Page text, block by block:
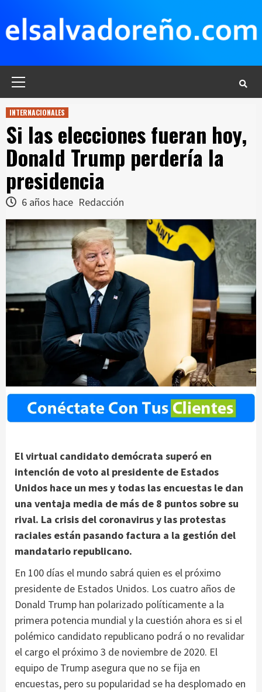
contenido
INTERNACIONALES
Si las elecciones fueran hoy,
Donald Trump perdería la
presidencia
6 años hace Redacción
El virtual candidato demócrata superó en
intención de voto al presidente de Estados
Unidos hace un mes y todas las encuestas le dan
una ventaja media de más de 8 puntos sobre su
rival. La crisis del coronavirus y las protestas
raciales están pasando factura a la gestión del
mandatario republicano.
En 100 días el mundo sabrá quien es el próximo
presidente de Estados Unidos. Los cuatro años de
Donald Trump han polarizado políticamente a la
primera potencia mundial y la cuestión ahora es si el
polémico candidato republicano podrá o no revalidar
el cargo el próximo 3 de noviembre de 2020. El
equipo de Trump asegura que no se fija en
encuestas, pero su popularidad se ha desplomado en